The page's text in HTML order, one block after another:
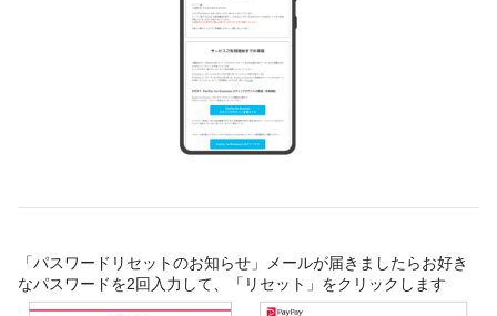
「パスワードリセットのお知らせ」メールが届きましたらお好き
なパスワードを2回入力して、「リセット」をクリックします